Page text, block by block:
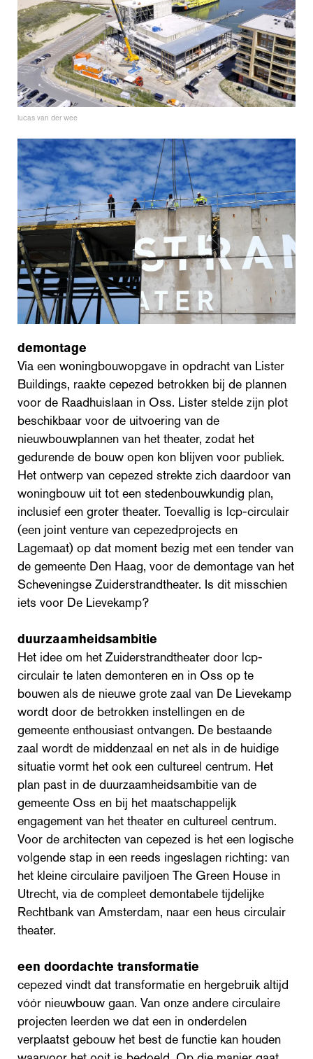
lucas van der wee
demontage
Via een woningbouwopgave in opdracht van Lister
Buildings, raakte cepezed betrokken bij de plannen
voor de Raadhuislaan in Oss. Lister stelde zijn plot
beschikbaar voor de uitvoering van de
nieuwbouwplannen van het theater, zodat het
gedurende de bouw open kon blijven voor publiek.
Het ontwerp van cepezed strekte zich daardoor van
woningbouw uit tot een stedenbouwkundig plan,
inclusief een groter theater. Toevallig is lcp-circulair
(een joint venture van cepezedprojects en
Lagemaat) op dat moment bezig met een tender van
de gemeente Den Haag, voor de demontage van het
Scheveningse Zuiderstrandtheater. Is dit misschien
iets voor De Lievekamp?
duurzaamheidsambitie
Het idee om het Zuiderstrandtheater door lcp-
circulair te laten demonteren en in Oss op te
bouwen als de nieuwe grote zaal van De Lievekamp
wordt door de betrokken instellingen en de
gemeente enthousiast ontvangen. De bestaande
zaal wordt de middenzaal en net als in de huidige
situatie vormt het ook een cultureel centrum. Het
plan past in de duurzaamheidsambitie van de
gemeente Oss en bij het maatschappelijk
engagement van het theater en cultureel centrum.
Voor de architecten van cepezed is het een logische
volgende stap in een reeds ingeslagen richting: van
het kleine circulaire paviljoen The Green House in
Utrecht, via de compleet demontabele tijdelijke
Rechtbank van Amsterdam, naar een heus circulair
theater.
een doordachte transformatie
cepezed vindt dat transformatie en hergebruik altijd
vóór nieuwbouw gaan. Van onze andere circulaire
projecten leerden we dat een in onderdelen
verplaatst gebouw het best de functie kan houden